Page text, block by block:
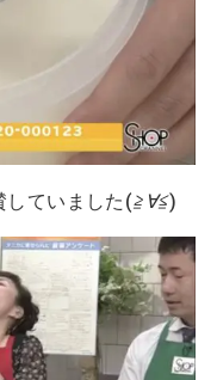
していました(≧∀≦)